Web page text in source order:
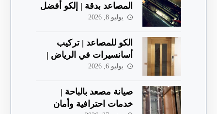
المصاعد بدقة | إلكو أفضل
شركة في الباحة
يوليو 8, 2026
الكو للمصاعد | تركيب
أسانسيرات في الرياض |
جودة وأمان 2026
يوليو 6, 2026
صيانة مصعد بالباحة |
خدمات احترافية وأمان